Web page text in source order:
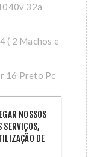
32a
( 2 Machos e
16 Preto Pc
16 Vermelho
16 Preto
NOSSOS
SERVIÇOS,
DE